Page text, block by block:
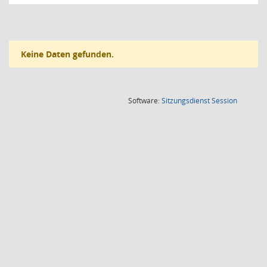
Keine Daten gefunden.
Software:SitzungsdienstSession(Wird in